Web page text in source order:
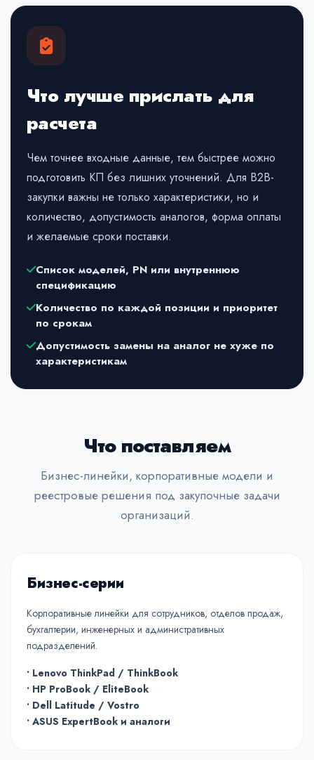
Что лучше прислать для
расчета
Чем точнее входные данные, тем быстрее можно
подготовить КП без лишних уточнений. Для B2B-
закупки важны не только характеристики, но и
количество, допустимость аналогов, форма оплаты
и желаемые сроки поставки.
Список моделей, PN или внутреннюю
спецификацию
Количество по каждой позиции и приоритет
по срокам
Допустимость замены на аналог не хуже по
характеристикам
Что поставляем
Бизнес-линейки, корпоративные модели и
реестровые решения под закупочные задачи
организаций.
Бизнес-серии
Корпоративные линейки для сотрудников, отделов продаж,
бухгалтерии, инженерных и административных
подразделений.
• Lenovo ThinkPad / ThinkBook
• HP ProBook / EliteBook
• Dell Latitude / Vostro
• ASUS ExpertBook и аналоги